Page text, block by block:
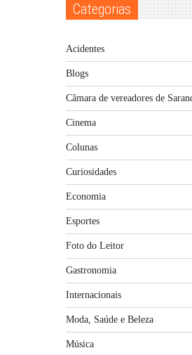
Categorias
Acidentes
Blogs
Câmara de vereadores de
Cinema
Colunas
Curiosidades
Economia
Esportes
Foto do Leitor
Gastronomia
Internacionais
Moda, Saúde e Beleza
Música